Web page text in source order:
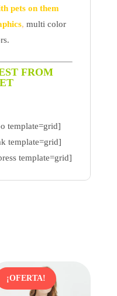
pets on them
, multi color
FROM
template=grid]
template=grid]
template=grid]
¡OFERTA!